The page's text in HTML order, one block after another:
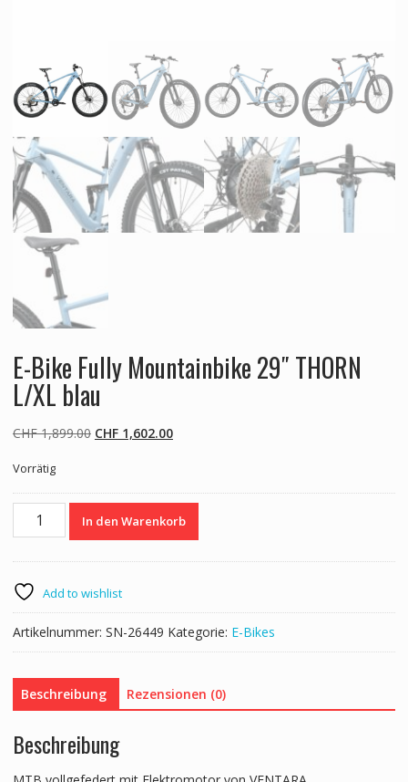
E-Bike Fully Mountainbike 29″ THORN
L/XL blau
CHF1,899.00 Ursprünglicher
CHF 1,899.00
CHF1,602.00Aktueller
CHF 1,602.00.
Vorrätig
29"
THORN
L/XL
blau
In den Warenkorb
Add to wishlist
Artikelnummer: SN-26449 Kategorie: E-Bikes
Beschreibung Rezensionen (0)
Beschreibung